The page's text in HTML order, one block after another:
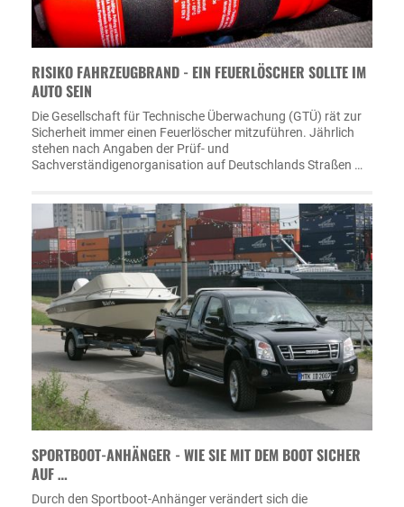
RISIKO FAHRZEUGBRAND - EIN FEUERLÖSCHER SOLLTE IM
AUTO SEIN
Die Gesellschaft für Technische Überwachung (GTÜ) rät zur
Sicherheit immer einen Feuerlöscher mitzuführen. Jährlich
stehen nach Angaben der Prüf- und
Sachverständigenorganisation auf Deutschlands Straßen …
SPORTBOOT-ANHÄNGER - WIE SIE MIT DEM BOOT SICHER
AUF …
Durch den Sportboot-Anhänger verändert sich die